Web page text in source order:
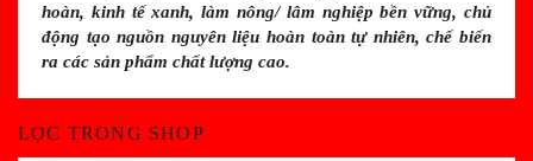
hoàn, kinh tế xanh, làm nông/ lâm nghiệp bền vững, chủ
động tạo nguồn nguyên liệu hoàn toàn tự nhiên, chế biến
ra các sản phẩm chất lượng cao.
LỌC TRONG SHOP